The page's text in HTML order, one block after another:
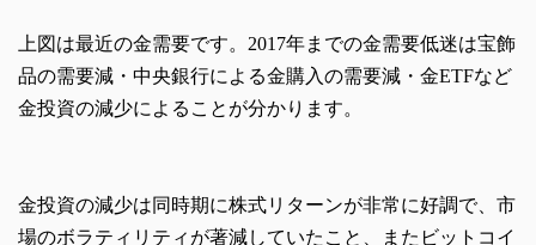
上図は最近の金需要です。2017年までの金需要低迷は宝飾
品の需要減・中央銀行による金購入の需要減・金ETFなど
金投資の減少によることが分かります。
金投資の減少は同時期に株式リターンが非常に好調で、市
場のボラティリティが著減していたこと、またビットコイ